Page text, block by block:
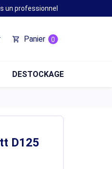
un professionnel
shopping_cart Panier 0
DESTOCKAGE
D125